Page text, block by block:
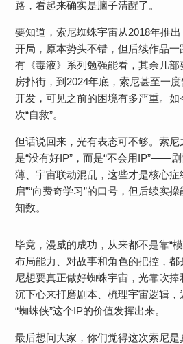
路，看起来确实是脑子清醒了。
要知道，索尼蜘蛛宇宙从2018年推出
开局，原本势头不错，但后续作品一
有《毒液》系列勉强能看，其余几
房扑街，到2024年底，索尼甚至一
开发，可见之前的困境有多严重。
次“自救”。
但话说回来，光有表态可不够。索
是“没有好IP”，而是“不会用IP”——
薄、宇宙联动混乱，这些才是核心症
启”“向费奇学习”的口号，但后续实
知数。
毕竟，漫威的成功，从来都不是靠“
布局能力、对故事和角色的把控，
尼想要真正做好蜘蛛宇宙，光靠吹
沉下心来打磨剧本、梳理宇宙逻辑
“蜘蛛侠”这个IP的价值发挥出来。
最后想问大家，你们觉得这次索尼是